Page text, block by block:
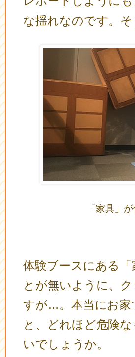
な揺れなのです。そ
「家具」
体験ブースにある
とが無いように、
すが…。本当にお家
と、どれほど危険
いでしょうか。